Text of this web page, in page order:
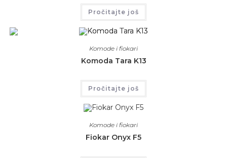
Pročitajte još
Komode i fiokari
Komoda Tara K13
Pročitajte još
Komode i fiokari
Fiokar Onyx F5